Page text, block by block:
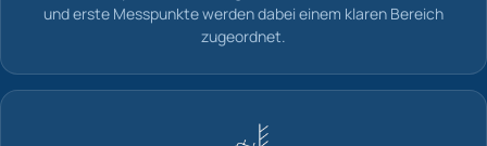
und erste Messpunkte werden dabei einem klaren Bereich
zugeordnet.